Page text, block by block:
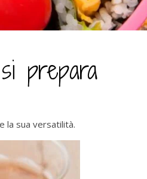
prepara
la sua versatilità.